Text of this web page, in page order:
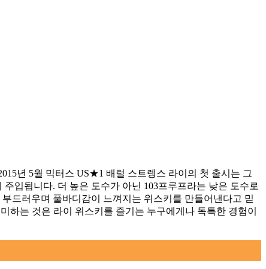
년 5월 믹터스 US★1 배럴 스트렝스 라이의 첫 출시는 그
입됩니다. 더 높은 도수가 아닌 103프루프라는 낮은 도수로
드러우며 풀바디감이 느껴지는 위스키를 만들어낸다고 믿
는 것은 라이 위스키를 즐기는 누구에게나 독특한 경험이